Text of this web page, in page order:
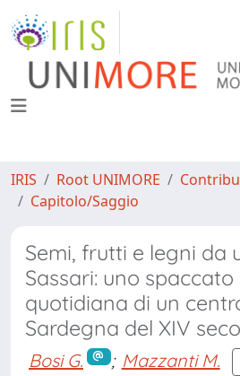
IRIS Root UNIMORE
Capitolo/Saggio
Semi, frutti e legni da
Sassari: uno
quotidiana di un
Sardegna del XIV
Bosi G. ; Mazzanti M.